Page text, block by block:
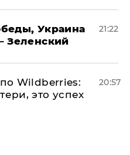
Украина
Зеленский
21:22
Wildberries:
это успех
20:57